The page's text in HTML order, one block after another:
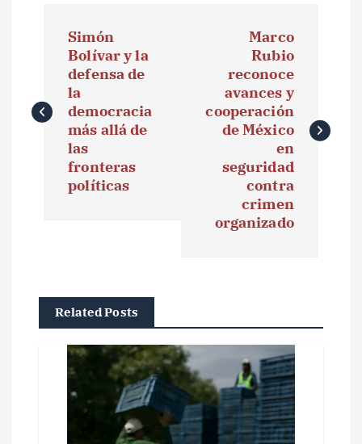
e
Simón
Bolívar y la
defensa de
la
democracia
más allá de
las
fronteras
políticas
Marco
Rubio
reconoce
avances y
cooperación
de México
en
seguridad
contra
crimen
organizado
Related Posts